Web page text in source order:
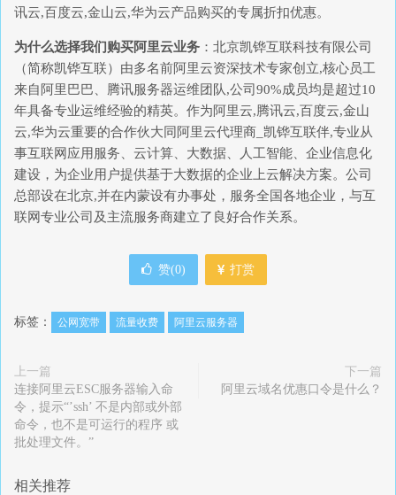
讯云,百度云,金山云,华为云产品购买的专属折扣优惠。
为什么选择我们购买阿里云业务 ：北京凯铧互联科技有限公司
（简称凯铧互联）由多名前阿里云资深技术专家创立,核心员工
来自阿里巴巴、腾讯服务器运维团队,公司90%成员均是超过10
年具备专业运维经验的精英。作为阿里云,腾讯云,百度云,金山
云,华为云重要的合作伙大同阿里云代理商_凯铧互联伴,专业从
事互联网应用服务、云计算、大数据、人工智能、企业信息化
建设，为企业用户提供基于大数据的企业上云解决方案。公司
总部设在北京,并在内蒙设有办事处，服务全国各地企业，与互
联网专业公司及主流服务商建立了良好合作关系。
赞(0) 打赏
标签： 公网宽带 流量收费 阿里云服务器
上一篇
连接阿里云ESC服务器输入命
令，提示“’ssh’ 不是内部或外部
命令，也不是可运行的程序 或
批处理文件。”
下一篇
阿里云域名优惠口令是什么？
相关推荐